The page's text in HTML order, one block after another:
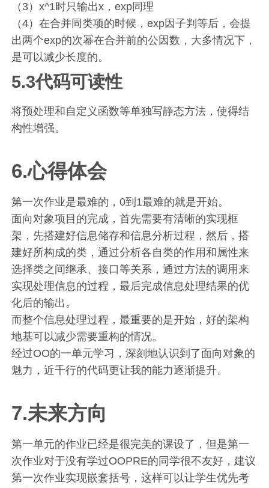
（3）x^1时只输出x，exp同理
（4）在合并同类项的时候，exp因子判等后，会提
出两个exp的次幂在合并前的公因数，大多情况下，
是可以减少长度的。
5.3代码可读性
将预处理和自定义函数等单独写静态方法，使得结
构性增强。
6.心得体会
第一次作业是最难的，0到1最难的就是开始。
面向对象项目的完成，首先需要有清晰的实现框
架，先搭建好信息储存和信息分析过程，然后，搭
建好所构成的类，通过分析各自类的作用和属性来
选择类之间继承、接口等关系，通过方法的调用来
实现处理信息的过程，最后完成信息处理结果的优
化后的输出。
而整个信息处理过程，最重要的是开始，好的架构
地基可以减少需要重构的情况。
经过OO的一单元学习，深刻地认识到了面向对象的
魅力，近千行的代码更让我的能力逐渐提升。
7.未来方向
第一单元的作业已经是很完美的课设了，但是第一
次作业对于没有学过OOPRE的同学很不友好，建议
第一次作业实现嵌套括号，这样可以让学生优先考